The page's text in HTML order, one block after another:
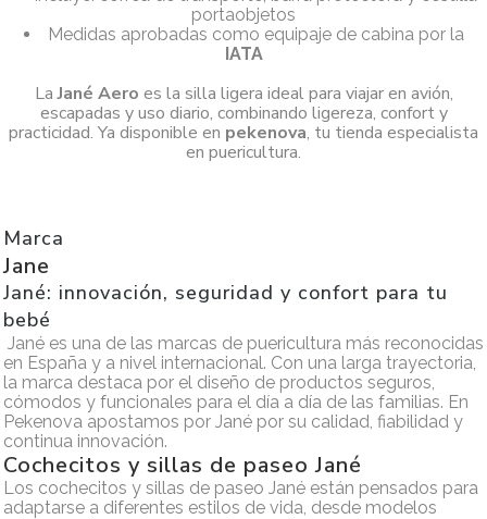
portaobjetos
Medidas aprobadas como equipaje de cabina por la
IATA
LaJané Aero es la silla ligera ideal para viajar en avión,
escapadas y uso diario, combinando ligereza, confort y
practicidad. Ya disponible en pekenova, tu tienda especialista
en puericultura.
Marca
Jane
Jané: innovación, seguridad y confort para tu
bebé
Jané es una de las marcas de puericultura más reconocidas
en España y a nivel internacional. Con una larga trayectoria,
la marca destaca por el diseño de productos seguros,
cómodos y funcionales para el día a día de las familias. En
Pekenova apostamos por Jané por su calidad, fiabilidad y
continua innovación.
Cochecitos y sillas de paseo Jané
Los cochecitos y sillas de paseo Jané están pensados para
adaptarse a diferentes estilos de vida, desde modelos